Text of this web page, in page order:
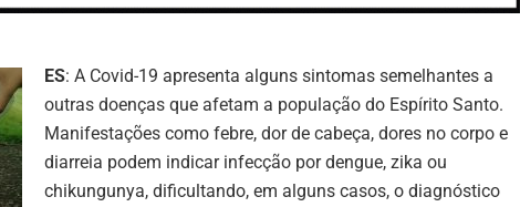
ES: A Covid-19 apresenta alguns sintomas semelhantes a
outras doenças que afetam a população do Espírito Santo.
Manifestações como febre, dor de cabeça, dores no corpo e
diarreia podem indicar infecção por dengue, zika ou
chikungunya, dificultando, em alguns casos, o diagnóstico